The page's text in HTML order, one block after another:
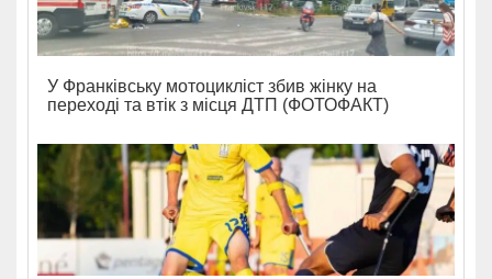
У Франківську мотоцикліст збив жінку на
переході та втік з місця ДТП (ФОТОФАКТ)